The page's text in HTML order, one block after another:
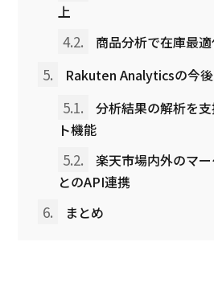
上
4.2. 商品分析で在庫最
5. Rakuten Analyticsの今
5.1.
分析結果の解析を
ト機能
5.2.
楽天市場内外のマ
とのAPI連携
6. まとめ